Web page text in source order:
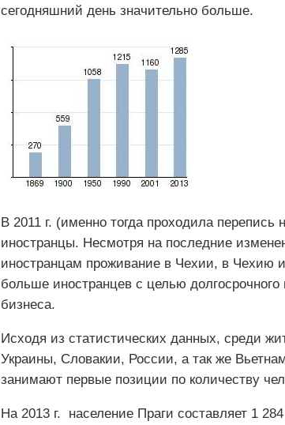
сегодняшний день значительно больше.
В 2011 г. (именно тогда проходила
иностранцы. Несмотря на последние
иностранцам проживание в Чехии, в Чехию
больше иностранцев с целью
бизнеса.
Исходя из статистических данных, среди
Украины, Словакии, России, а так же
занимают первые позиции по количеству
На 2013 г. население Праги составляет 1